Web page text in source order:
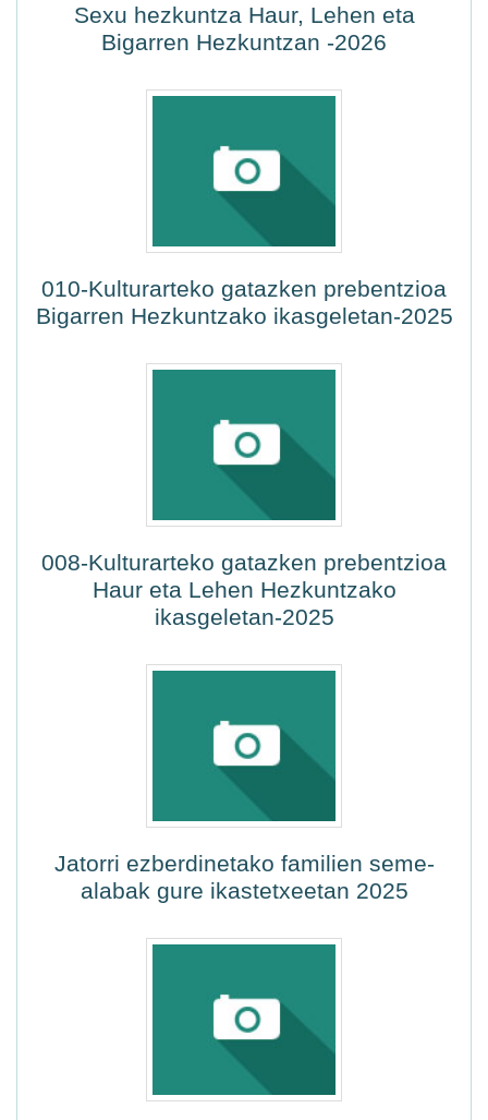
Sexu hezkuntza Haur, Lehen eta
Bigarren Hezkuntzan -2026
010-Kulturarteko gatazken prebentzioa
Bigarren Hezkuntzako ikasgeletan-2025
008-Kulturarteko gatazken prebentzioa
Haur eta Lehen Hezkuntzako
ikasgeletan-2025
Jatorri ezberdinetako familien seme-
alabak gure ikastetxeetan 2025